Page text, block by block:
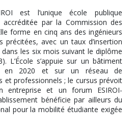
est l’unique école publique
accréditée par la Commission des
forme en cinq ans des ingénieurs
précitées, avec un taux d’insertion
les six mois suivant le diplôme
L’École s’appuie sur un bâtiment
en 2020 et sur un réseau de
et professionnels ; le cursus prévoit
entreprise et un forum ESIROI-
bénéficie par ailleurs du
pour la mobilité étudiante exigée